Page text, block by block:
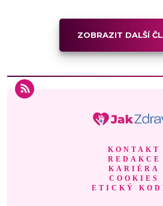
ZOBRAZIT DALŠÍ
KONTAKT
REDAKCE
KARIÉRA
COOKIES
ETICKÝ